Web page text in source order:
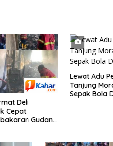
Deli
Cepat
Gudang
Lewat Adu
Tanjung
Sepak Bola